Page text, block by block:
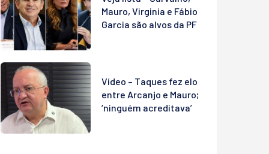
Mauro, Virginia e Fábio
Garcia são alvos da PF
Vídeo – Taques fez elo
entre Arcanjo e Mauro;
‘ninguém acreditava’